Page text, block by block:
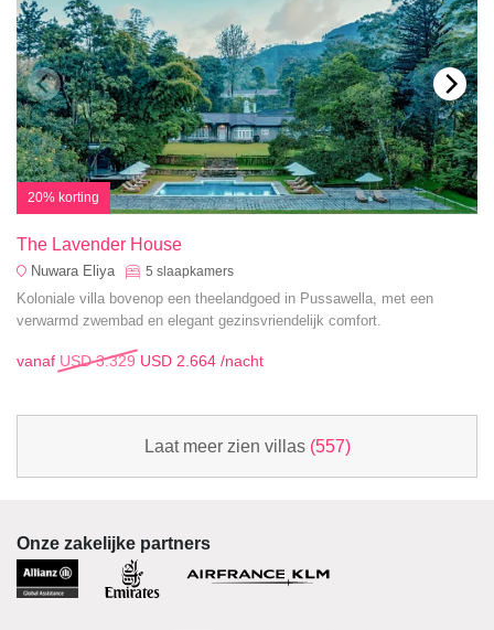
20% korting
The Lavender House
Nuwara Eliya 5 slaapkamers
Koloniale villa bovenop een theelandgoed in Pussawella, met een
verwarmd zwembad en elegant gezinsvriendelijk comfort.
vanaf USD 3.329 USD 2.664 /nacht
Laat meer zien villas (557)
Onze zakelijke partners